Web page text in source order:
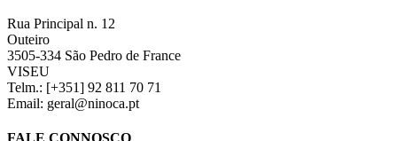
Rua Principal n. 12
Outeiro
3505-334 São Pedro de France
VISEU
Telm.: [+351] 92 811 70 71
Email: geral@ninoca.pt